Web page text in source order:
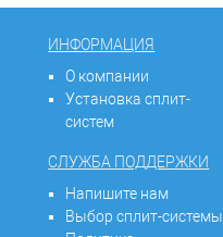
ИНФОРМАЦИЯ
О компании
Установка сплит-
систем
СЛУЖБА ПОДДЕРЖКИ
Напишите нам
Выбор сплит-системы